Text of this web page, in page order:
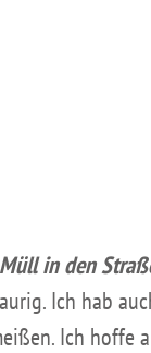
in den
Ich hab
Ich hoffe